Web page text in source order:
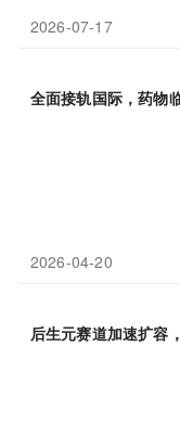
2026-07-17
全面接轨国际，药物
2026-04-20
后生元赛道加速扩容